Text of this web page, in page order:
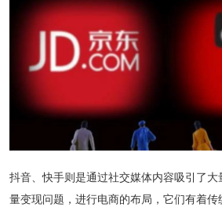
抖音、快手则是通过社交媒体内容吸引了
量变现问题，进行电商的布局，它们有着